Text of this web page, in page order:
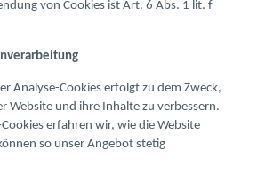
von Cookies ist Art. 6 Abs. 1 lit. f
Analyse-Cookies erfolgt zu dem Zweck,
Website und ihre Inhalte zu verbessern.
erfahren wir, wie die Website
so unser Angebot stetig